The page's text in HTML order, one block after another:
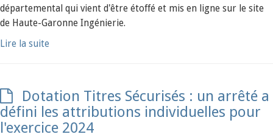
départemental qui vient d'être étoffé et mis en ligne sur le site
de Haute-Garonne Ingénierie.
Lire la suite
Dotation Titres Sécurisés : un arrêté a
défini les attributions individuelles pour
l'exercice 2024